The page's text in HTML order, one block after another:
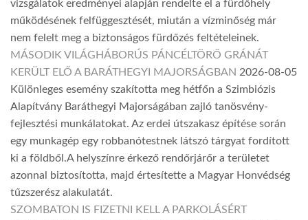
vizsgálatok eredményei alapján rendelte el a fürdőhely
működésének felfüggesztését, miután a vízminőség már
nem felelt meg a biztonságos fürdőzés feltételeinek.
MÁSODIK VILÁGHÁBORÚS PÁNCÉLTÖRŐ GRÁNÁT
KERÜLT ELŐ A BARÁTHEGYI MAJORSÁGBAN 2026-08-05
Különleges esemény szakította meg hétfőn a Szimbiózis
Alapítvány Baráthegyi Majorságában zajló tanösvény-
fejlesztési munkálatokat. Az erdei útszakasz építése során
egy munkagép egy robbanótestnek látszó tárgyat fordított
ki a földből.A helyszínre érkező rendőrjárőr a területet
azonnal biztosította, majd értesítette a Magyar Honvédség
tűzszerész alakulatát.
SZOMBATON IS FIZETNI KELL A PARKOLÁSÉRT